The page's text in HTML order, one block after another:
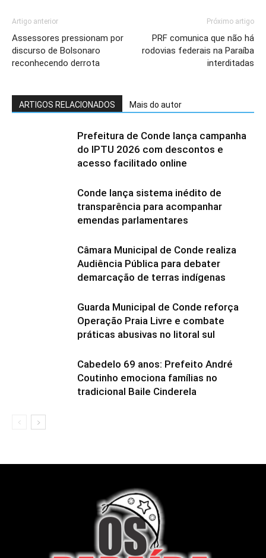
Artigo anterior
Assessores pressionam por
discurso de Bolsonaro
reconhecendo derrota
Próximo artigo
PRF comunica que não há
rodovias federais na Paraíba
interditadas
ARTIGOS RELACIONADOS Mais do autor
Prefeitura de Conde lança campanha
do IPTU 2026 com descontos e
acesso facilitado online
Conde lança sistema inédito de
transparência para acompanhar
emendas parlamentares
Câmara Municipal de Conde realiza
Audiência Pública para debater
demarcação de terras indígenas
Guarda Municipal de Conde reforça
Operação Praia Livre e combate
práticas abusivas no litoral sul
Cabedelo 69 anos: Prefeito André
Coutinho emociona famílias no
tradicional Baile Cinderela